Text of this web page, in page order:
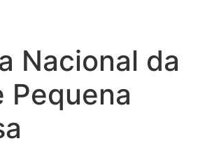
Nacional da
Pequena